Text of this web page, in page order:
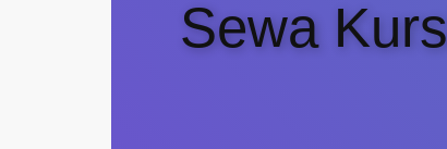
Sewa